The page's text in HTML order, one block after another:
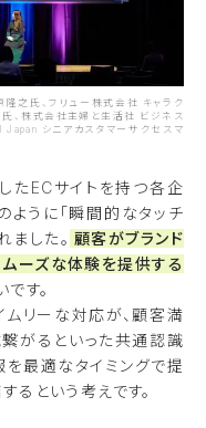
之氏、フリュー株式会社 キャラク
、株式会社主婦と生活社 ビジネス
Japan シニアカスタマーサクセスマ
たECサイトを持つ各企
うに「瞬間的なタッチ
ました。 顧客がブランド
ーズな体験を提供する
す。
リーな対応が、顧客満
がるといった共通認識
最適なタイミングで提
るという考えです。